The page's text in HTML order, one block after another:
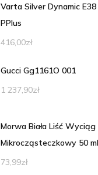
Varta Silver Dynamic
PPlus
416,00zł
Gucci Gg1161O 001
1 237,90zł
Morwa Biała Liść Wyciąg
Mikrocząsteczkowy 50 ml
73,99zł